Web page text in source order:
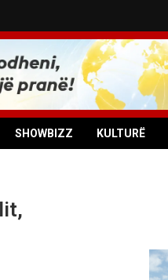
SHOWBIZZ KULTURË